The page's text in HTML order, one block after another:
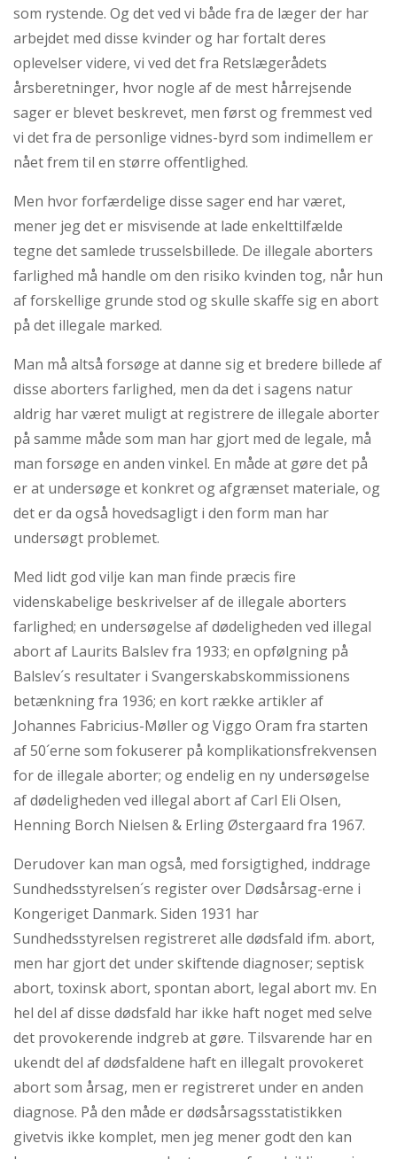
som rystende. Og det ved vi både fra de læger der har
arbejdet med disse kvinder og har fortalt deres
oplevelser videre, vi ved det fra Retslægerådets
årsberetninger, hvor nogle af de mest hårrejsende
sager er blevet beskrevet, men først og fremmest ved
vi det fra de personlige vidnes-byrd som indimellem er
nået frem til en større offentlighed.
Men hvor forfærdelige disse sager end har været,
mener jeg det er misvisende at lade enkelttilfælde
tegne det samlede trusselsbillede. De illegale aborters
farlighed må handle om den risiko kvinden tog, når hun
af forskellige grunde stod og skulle skaffe sig en abort
på det illegale marked.
Man må altså forsøge at danne sig et bredere billede af
disse aborters farlighed, men da det i sagens natur
aldrig har været muligt at registrere de illegale aborter
på samme måde som man har gjort med de legale, må
man forsøge en anden vinkel. En måde at gøre det på
er at undersøge et konkret og afgrænset materiale, og
det er da også hovedsagligt i den form man har
undersøgt problemet.
Med lidt god vilje kan man finde præcis fire
videnskabelige beskrivelser af de illegale aborters
farlighed; en undersøgelse af dødeligheden ved illegal
abort af Laurits Balslev fra 1933; en opfølgning på
Balslev´s resultater i Svangerskabskommissionens
betænkning fra 1936; en kort række artikler af
Johannes Fabricius-Møller og Viggo Oram fra starten
af 50´erne som fokuserer på komplikationsfrekvensen
for de illegale aborter; og endelig en ny undersøgelse
af dødeligheden ved illegal abort af Carl Eli Olsen,
Henning Borch Nielsen & Erling Østergaard fra 1967.
Derudover kan man også, med forsigtighed, inddrage
Sundhedsstyrelsen´s register over Dødsårsag-erne i
Kongeriget Danmark. Siden 1931 har
Sundhedsstyrelsen registreret alle dødsfald ifm. abort,
men har gjort det under skiftende diagnoser; septisk
abort, toxinsk abort, spontan abort, legal abort mv. En
hel del af disse dødsfald har ikke haft noget med selve
det provokerende indgreb at gøre. Tilsvarende har en
ukendt del af dødsfaldene haft en illegalt provokeret
abort som årsag, men er registreret under en anden
diagnose. På den måde er dødsårsagsstatistikken
givetvis ikke komplet, men jeg mener godt den kan